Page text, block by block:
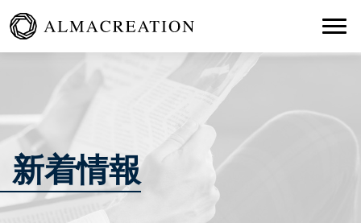
新着情報